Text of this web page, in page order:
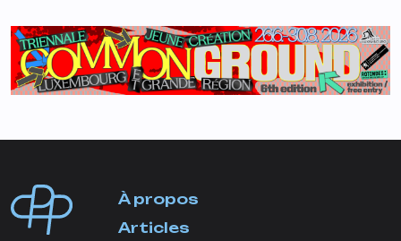
À propos
Articles